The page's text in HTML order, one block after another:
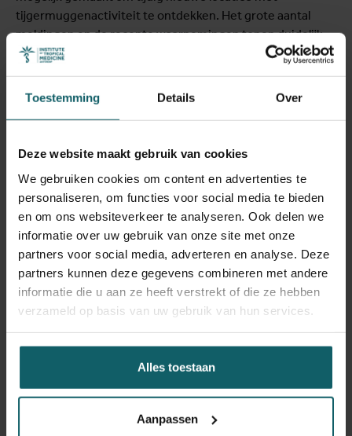
Toestemming Details Over
Deze website maakt gebruik van cookies
We gebruiken cookies om content en advertenties te
personaliseren, om functies voor social media te bieden
en om ons websiteverkeer te analyseren. Ook delen we
informatie over uw gebruik van onze site met onze
partners voor social media, adverteren en analyse. Deze
partners kunnen deze gegevens combineren met andere
informatie die u aan ze heeft verstrekt of die ze hebben
verzameld op basis van uw gebruik van hun services.
Alles toestaan
Aanpassen
tijgermuggenactiviteit te ontdekken. Het grote aantal
meldingen en de recente waarnemingen tonen duidelijk
de belangrijke rol aan die burgers spelen in het toezicht op
om waakzaam te blijven en waarnemingen van
tijgermuggen te blijven melden. Samen kunnen we onze
goed mogelijk op te volgen en te vertragen."
MEMO+
MEMO+
-project is een samenwerking
tussen Sciensano, het Instituut voor Tropische
Geneeskunde (ITG) en Barcoding Facility for
Organisms and Tissues of Policy Concern
verzamelde exotische steekmuggen. Het is
overheden via het Nationaal Actieplan
Leefmilieu-Gezondheid (NEHAP).